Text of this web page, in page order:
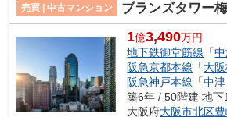
売買 | 中古マンション ブランズタワー
1億3,490万円
地下鉄御堂筋線 「
阪急京都本線 「大阪
阪急神戸本線 「中津
築6年 / 50階建 地下
大阪府大阪市北区